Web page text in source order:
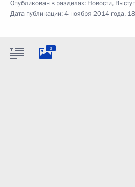
Опубликован в разделах: Новости,
Дата публикации:4 ноября 2014 года,
3